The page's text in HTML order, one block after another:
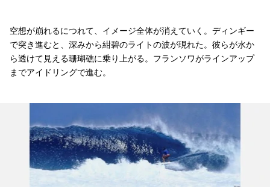
空想が崩れるにつれて、イメージ全体が消えていく。ディンギー
で突き進むと、深みから紺碧のライトの波が現れた。彼らが水か
ら透けて見える珊瑚礁に乗り上がる。フランソワがラインアップ
までアイドリングで進む。